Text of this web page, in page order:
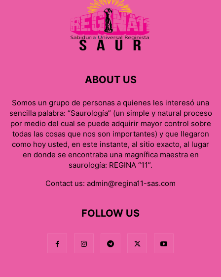
ABOUT US
Somos un grupo de personas a quienes les interesó una
sencilla palabra: “Saurología” (un simple y natural proceso
por medio del cual se puede adquirir mayor control sobre
todas las cosas que nos son importantes) y que llegaron
como hoy usted, en este instante, al sitio exacto, al lugar
en donde se encontraba una magnífica maestra en
saurología: REGINA “11”.
Contact us: admin@regina11-sas.com
FOLLOW US